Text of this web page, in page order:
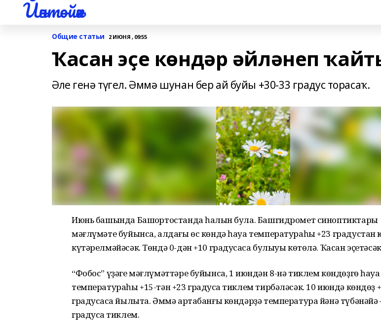
Йәнтөйәк
Общие статьи 2 ИЮНЯ , 09:55
Ҡасан эҫе көндәр әйләнеп
Әле генә түгел. Әммә шунан бер ай буйы +30-33 градус торасаҡ.
Июнь башында Башҡортостанда һалҡын була. Башгидромет синоптиктары
мәғлүмәте буйынса, алдағы өс көндә һауа температураһы +23 градустан
күтәрелмәйәсәк. Төндә 0-дән +10 градусҡаса булыуы көтөлә. Ҡасан
“Фобос” үҙәге мәғлүмәттәре буйынса, 1 июндән 8-нә тиклем көндөҙгө һауа
температураһы +15-тән +23 градусҡа тиклем тирбәләсәк. 10 июндә көндөҙ
градусҡаса йылыта. Әммә артабанғы көндәрҙә температура йәнә түбәнәйә
градусҡа тиклем.